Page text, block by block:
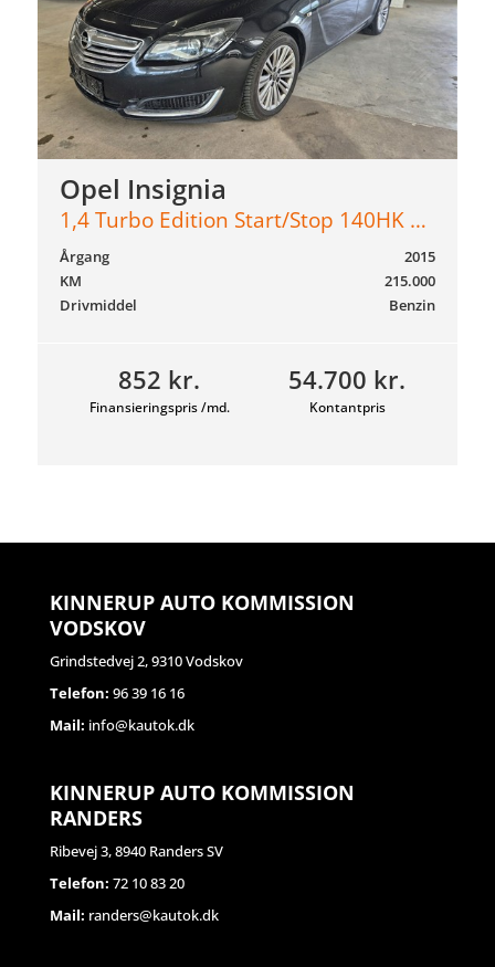
Opel Insignia
1,4 Turbo Edition Start/Stop 140HK 5d 6g
852 kr.
Finansieringspris /md.
54.700 kr.
Kontantpris
2015
Årgang
215.000
KM
Benzin
Drivmiddel
KINNERUP AUTO KOMMISSION
VODSKOV
Grindstedvej 2, 9310 Vodskov
Telefon: 96 39 16 16
Mail: info@kautok.dk
KINNERUP AUTO KOMMISSION
RANDERS
Ribevej 3, 8940 Randers SV
Telefon: 72 10 83 20
Mail: randers@kautok.dk